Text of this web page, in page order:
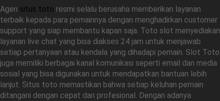
Agen situs toto resmi selalu berusaha memberikan layanan
terbaik kepada para pemainnya dengan menghadirkan customer
support yang siap membantu kapan saja. Toto slot menyediakan
layanan live chat yang bisa diakses 24 jam untuk menjawab
setiap pertanyaan atau kendala yang dihadapi pemain. Slot Toto
juga memiliki berbagai kanal komunikasi seperti email dan media
sosial yang bisa digunakan untuk mendapatkan bantuan lebih
lanjut. Situs toto memastikan bahwa setiap keluhan pemain
ditangani dengan cepat dan profesional. Dengan adanya